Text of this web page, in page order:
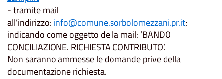
- tramite mail
all’indirizzo: info@comune.sorbolomezzani.pr.it;
indicando come oggetto della mail: ‘BANDO
CONCILIAZIONE. RICHIESTA CONTRIBUTO’.
Non saranno ammesse le domande prive della
documentazione richiesta.